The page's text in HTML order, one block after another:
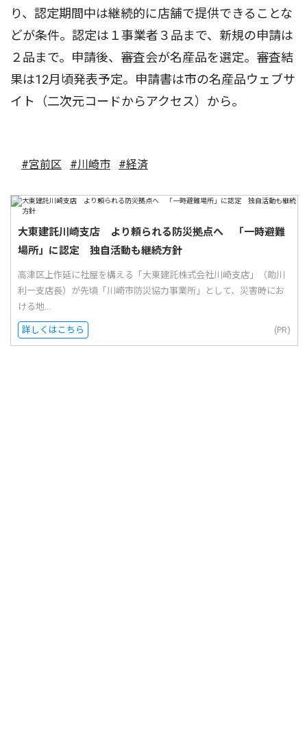
り、認定期間中は継続的に店舗で提供できることな
どが条件。認定は１事業者３品まで、新規の申請は
２品まで。申請後、審査会が名産品を選定。審査結
果は12月頃発表予定。申請書は市の名産品ウェブサ
イト（二次元コードからアクセス）から。
#宮前区 #川崎市 #経済
大東建託川崎支店 より頼られる防災拠点へ 「一時避難
場所」に認定 独自活動も継続方針
高津区上作延に社屋を構える「大東建託株式会社川崎支店」（助川
利一支店長）が先頃「川崎市防災協力事業所」として、災害時にお
ける地...
詳しくはこちら (PR)